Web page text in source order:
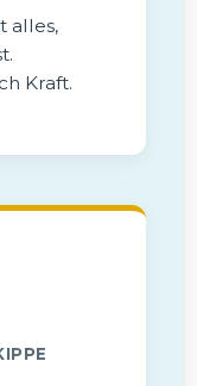
alles,
Kraft.